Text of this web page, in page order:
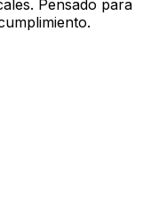
Pensado para